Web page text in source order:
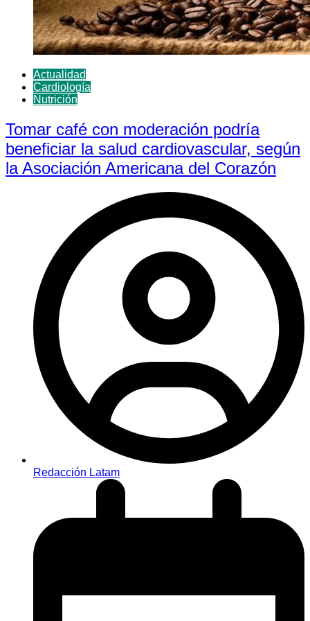
Actualidad
Cardiología
Nutrición
Tomar café con moderación podría
beneficiar la salud cardiovascular, según
la Asociación Americana del Corazón
Redacción Latam